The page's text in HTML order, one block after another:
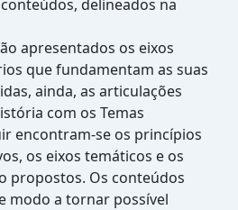
delineados na
apresentados os eixos
que fundamentam as suas
ainda, as articulações
com os Temas
encontram-se os princípios
os eixos temáticos e os
propostos. Os conteúdos
modo a tornar possível